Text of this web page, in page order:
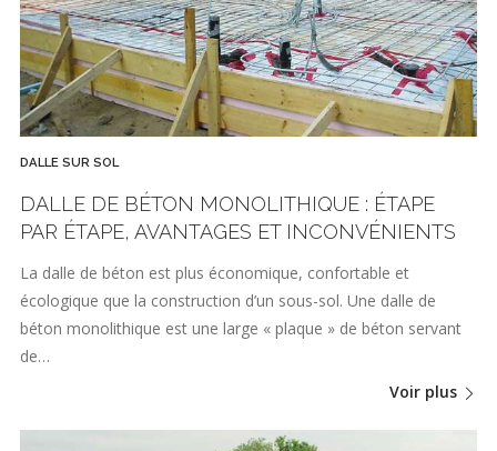
DALLE SUR SOL
DALLE DE BÉTON MONOLITHIQUE : ÉTAPE
PAR ÉTAPE, AVANTAGES ET INCONVÉNIENTS
La dalle de béton est plus économique, confortable et
écologique que la construction d’un sous-sol. Une dalle de
béton monolithique est une large « plaque » de béton servant
de…
Voir plus